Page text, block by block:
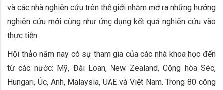
và các nhà nghiên cứu trên thế giới nhằm mở ra những hướng
nghiên cứu mới cũng như ứng dụng kết quả nghiên cứu vào
thực tiễn.
Hội thảo năm nay có sự tham gia của các nhà khoa học đến
từ các nước: Mỹ, Đài Loan, New Zealand, Cộng hòa Séc,
Hungari, Úc, Anh, Malaysia, UAE và Việt Nam. Trong 80 công